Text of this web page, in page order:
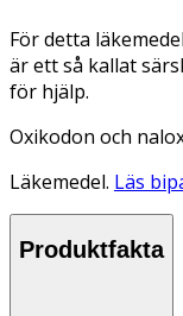
För detta
är ett så kallat
för hjälp.
Oxikodon och
Läkemedel. Läs
Produktfakta